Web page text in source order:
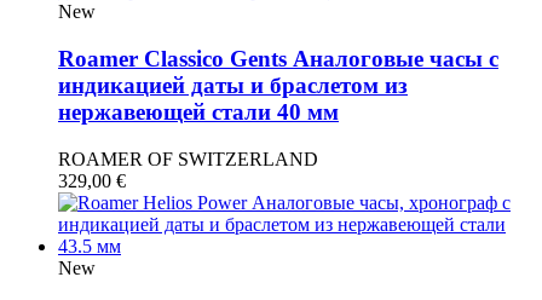
New
Roamer Classico Gents Аналоговые часы с
индикацией даты и браслетом из
нержавеющей стали 40 мм
ROAMER OF SWITZERLAND
329,00 €
New